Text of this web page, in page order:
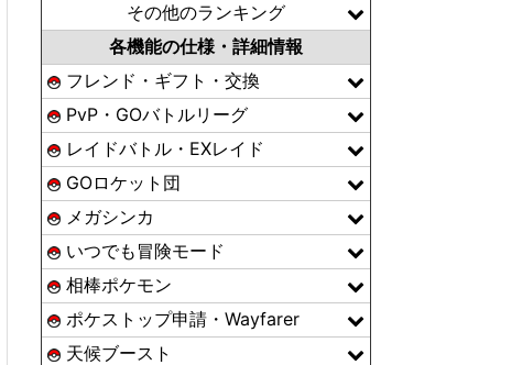
その他のランキング
各機能の仕様・詳細情報
フレンド・ギフト・交換
PvP・GOバトルリーグ
レイドバトル・EXレイド
GOロケット団
メガシンカ
いつでも冒険モード
相棒ポケモン
ポケストップ申請・Wayfarer
天候ブースト